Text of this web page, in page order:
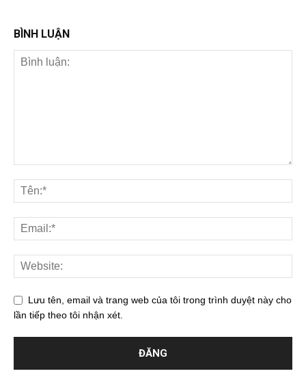
BÌNH LUẬN
Lưu tên, email và trang web của tôi trong trình duyệt này cho
lần tiếp theo tôi nhận xét.